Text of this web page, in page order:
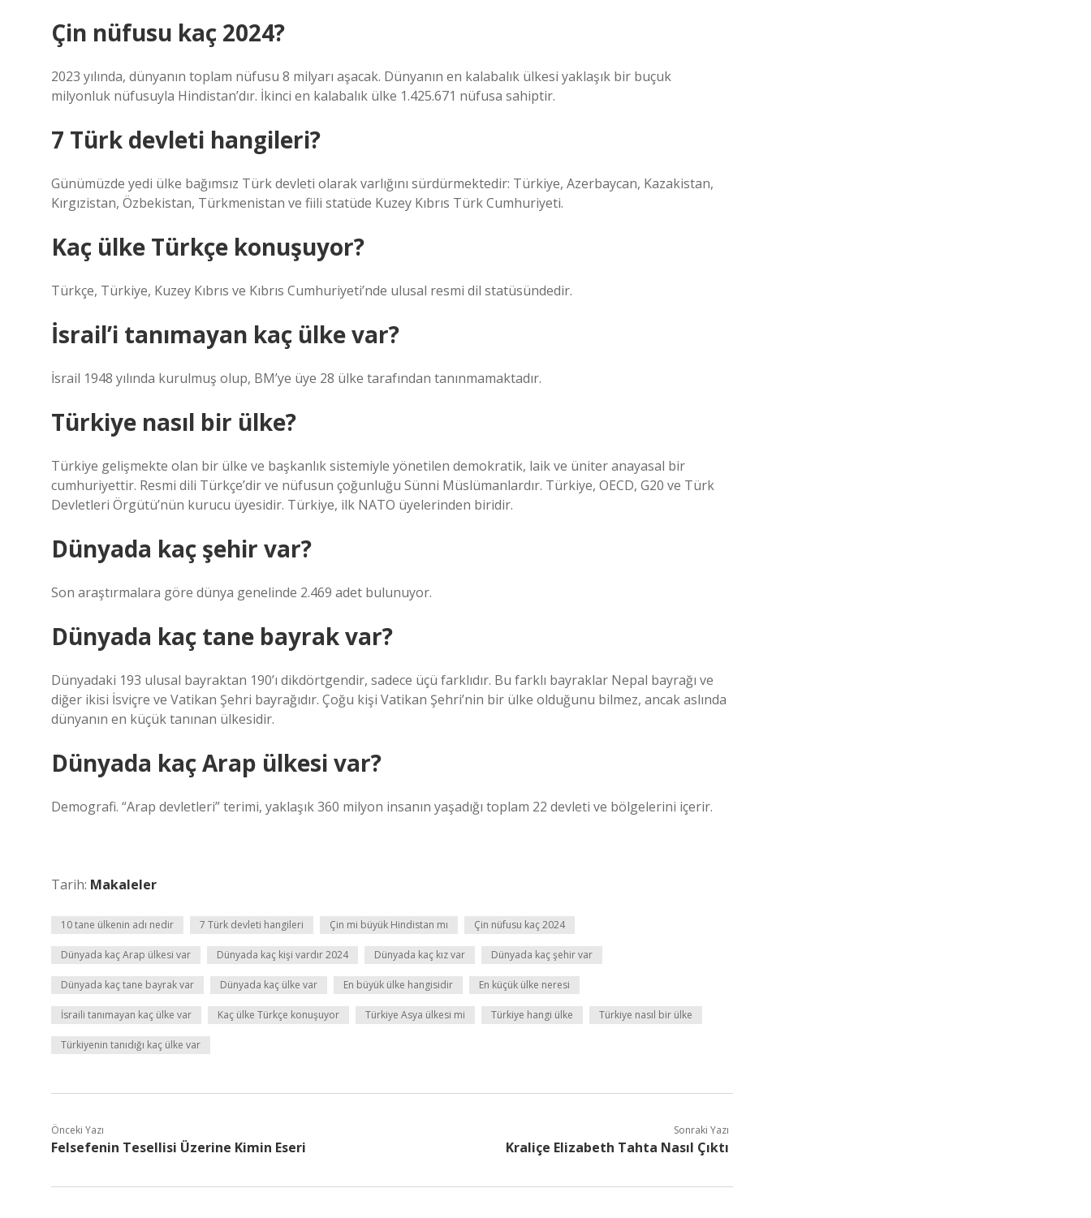
Çin nüfusu kaç 2024?
2023 yılında, dünyanın toplam nüfusu 8 milyarı aşacak. Dünyanın en kalabalık ülkesi yaklaşık bir buçuk
milyonluk nüfusuyla Hindistan’dır. İkinci en kalabalık ülke 1.425.671 nüfusa sahiptir.
7 Türk devleti hangileri?
Günümüzde yedi ülke bağımsız Türk devleti olarak varlığını sürdürmektedir: Türkiye, Azerbaycan, Kazakistan,
Kırgızistan, Özbekistan, Türkmenistan ve fiili statüde Kuzey Kıbrıs Türk Cumhuriyeti.
Kaç ülke Türkçe konuşuyor?
Türkçe, Türkiye, Kuzey Kıbrıs ve Kıbrıs Cumhuriyeti’nde ulusal resmi dil statüsündedir.
İsrail’i tanımayan kaç ülke var?
İsrail 1948 yılında kurulmuş olup, BM’ye üye 28 ülke tarafından tanınmamaktadır.
Türkiye nasıl bir ülke?
Türkiye gelişmekte olan bir ülke ve başkanlık sistemiyle yönetilen demokratik, laik ve üniter anayasal bir
cumhuriyettir. Resmi dili Türkçe’dir ve nüfusun çoğunluğu Sünni Müslümanlardır. Türkiye, OECD, G20 ve Türk
Devletleri Örgütü’nün kurucu üyesidir. Türkiye, ilk NATO üyelerinden biridir.
Dünyada kaç şehir var?
Son araştırmalara göre dünya genelinde 2.469 adet bulunuyor.
Dünyada kaç tane bayrak var?
Dünyadaki 193 ulusal bayraktan 190’ı dikdörtgendir, sadece üçü farklıdır. Bu farklı bayraklar Nepal bayrağı ve
diğer ikisi İsviçre ve Vatikan Şehri bayrağıdır. Çoğu kişi Vatikan Şehri’nin bir ülke olduğunu bilmez, ancak aslında
dünyanın en küçük tanınan ülkesidir.
Dünyada kaç Arap ülkesi var?
Demografi. “Arap devletleri” terimi, yaklaşık 360 milyon insanın yaşadığı toplam 22 devleti ve bölgelerini içerir.
Tarih: Makaleler
10 tane ülkenin adı nedir 7 Türk devleti hangileri Çin mi büyük Hindistan mı Çin nüfusu kaç 2024
Dünyada kaç Arap ülkesi var Dünyada kaç kişi vardır 2024 Dünyada kaç kız var Dünyada kaç şehir var
Dünyada kaç tane bayrak var Dünyada kaç ülke var En büyük ülke hangisidir En küçük ülke neresi
İsraili tanımayan kaç ülke var Kaç ülke Türkçe konuşuyor Türkiye Asya ülkesi mi Türkiye hangi ülke Türkiye nasıl bir ülke
Türkiyenin tanıdığı kaç ülke var
Önceki Yazı
Felsefenin Tesellisi Üzerine Kimin Eseri
Sonraki Yazı
Kraliçe Elizabeth Tahta Nasıl Çıktı